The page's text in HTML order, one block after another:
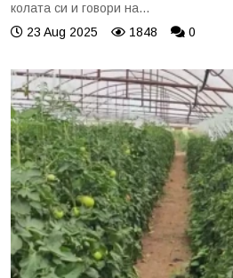
колата си и говори на...
23 Aug 2025
1848 0